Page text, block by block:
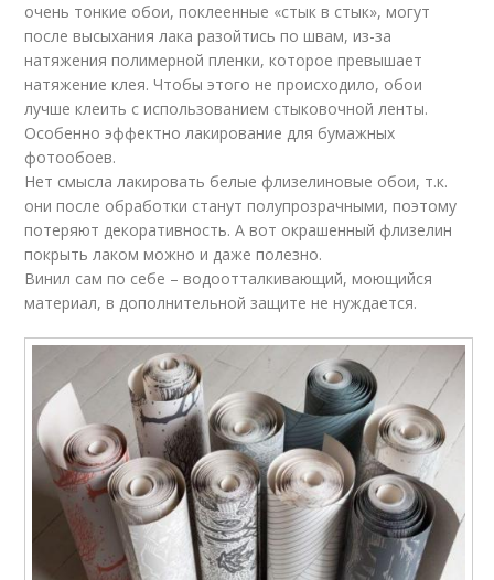
очень тонкие обои, поклеенные «стык в стык», могут
после высыхания лака разойтись по швам, из-за
натяжения полимерной пленки, которое превышает
натяжение клея. Чтобы этого не происходило, обои
лучше клеить с использованием стыковочной ленты.
Особенно эффектно лакирование для бумажных
фотообоев.
Нет смысла лакировать белые флизелиновые обои, т.к.
они после обработки станут полупрозрачными, поэтому
потеряют декоративность. А вот окрашенный флизелин
покрыть лаком можно и даже полезно.
Винил сам по себе – водоотталкивающий, моющийся
материал, в дополнительной защите не нуждается.